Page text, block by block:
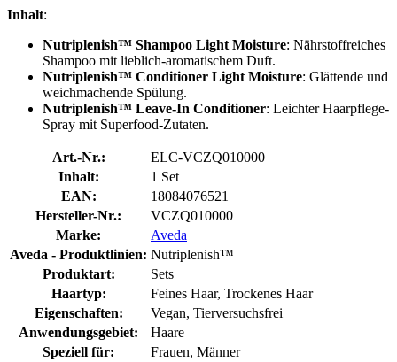
Inhalt:
Nutriplenish™ Shampoo Light Moisture: Nährstoffreiches
Shampoo mit lieblich-aromatischem Duft.
Nutriplenish™ Conditioner Light Moisture: Glättende und
weichmachende Spülung.
Nutriplenish™ Leave-In Conditioner: Leichter Haarpflege-
Spray mit Superfood-Zutaten.
Art.-Nr.:
ELC-VCZQ010000
Inhalt:
1 Set
EAN:
18084076521
Hersteller-Nr.:
VCZQ010000
Marke:
Aveda
Aveda - Produktlinien: Nutriplenish™
Produktart:
Sets
Haartyp:
Feines Haar, Trockenes Haar
Eigenschaften:
Vegan, Tierversuchsfrei
Anwendungsgebiet:
Haare
Speziell für:
Frauen, Männer